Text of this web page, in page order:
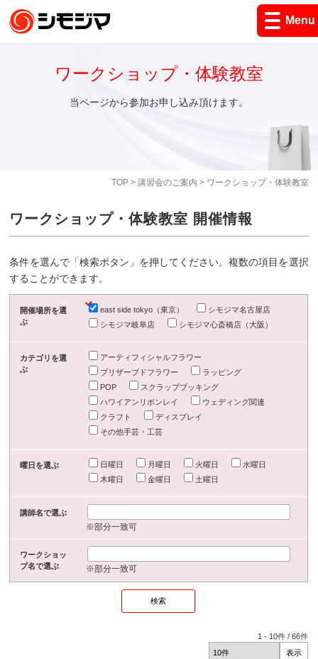
Menu
TOP> 講習会のご案内 > ワークショップ・体験教室
ワークショップ・体験教室
当ページから参加お申し込み頂けます。
ワークショップ・体験教室 開催情報
条件を選んで「検索ボタン」を押してください。複数の項目を選択
することができます。
開催場所を選
ぶ
east side tokyo（東京）
シモジマ名古屋店
シモジマ岐阜店
シモジマ心斎橋店（大阪）
カテゴリを選
ぶ
アーティフィシャルフラワー
プリザーブドフラワー
ラッピング
POP
スクラップブッキング
ハワイアンリボンレイ
ウェディング関連
クラフト
ディスプレイ
その他手芸・工芸
曜日を選ぶ 日曜日 月曜日 火曜日
水曜日
木曜日
金曜日 土曜日
講師名で選ぶ
※部分一致可
ワークショッ
プ名で選ぶ
※部分一致可
1 - 10件 /66件